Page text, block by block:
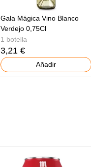
Gala Mágica Vino Blanco
Verdejo 0,75Cl
1 botella
3,21 €
Añadir